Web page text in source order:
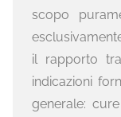
scopo
il rapporto
indicazioni
generale: